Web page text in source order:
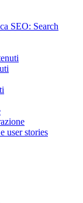
SEO: Search
user stories